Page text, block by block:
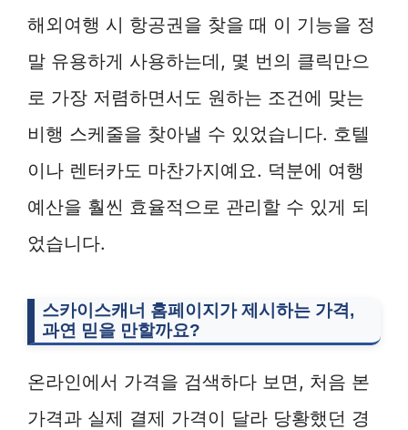
해외여행 시 항공권을 찾을 때 이 기능을 정
말 유용하게 사용하는데, 몇 번의 클릭만으
로 가장 저렴하면서도 원하는 조건에 맞는
비행 스케줄을 찾아낼 수 있었습니다. 호텔
이나 렌터카도 마찬가지예요. 덕분에 여행
예산을 훨씬 효율적으로 관리할 수 있게 되
었습니다.
스카이스캐너 홈페이지가 제시하는 가격,
과연 믿을 만할까요?
온라인에서 가격을 검색하다 보면, 처음 본
가격과 실제 결제 가격이 달라 당황했던 경